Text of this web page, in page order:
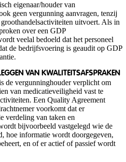
eigenaar/houder van
geen vergunning aanvragen, tenzij
uitvoert. Als in
over een GDP
veelal bedoeld dat het personeel
de bedrijfsvoering is geaudit op GDP
VAN KWALITEITSAFSPRAKEN
de vergunninghouder verplicht om
van medicatieveiligheid vast te
Een Quality Agreement
voorkomt dat er
verdeling van taken en
bijvoorbeeld vastgelegd wie de
hoe informatie wordt doorgegeven,
en of er actief of passief wordt